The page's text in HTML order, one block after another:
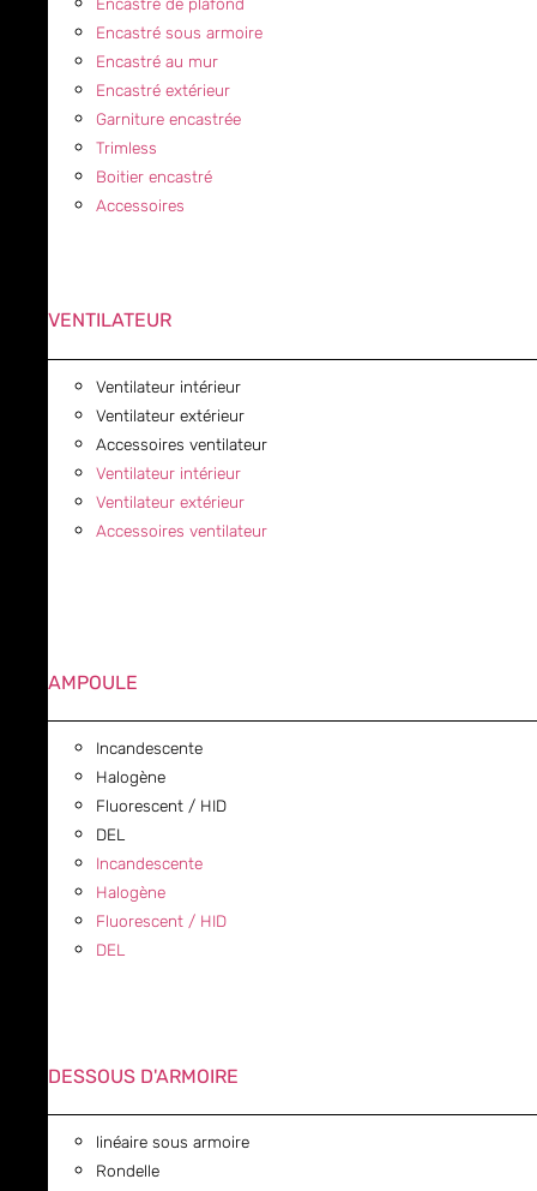
Encastré de plafond
Encastré sous armoire
Encastré au mur
Encastré extérieur
Garniture encastrée
Trimless
Boitier encastré
Accessoires
VENTILATEUR
Ventilateur intérieur
Ventilateur extérieur
Accessoires ventilateur
Ventilateur intérieur
Ventilateur extérieur
Accessoires ventilateur
AMPOULE
Incandescente
Halogène
Fluorescent / HID
DEL
Incandescente
Halogène
Fluorescent / HID
DEL
DESSOUS D'ARMOIRE
linéaire sous armoire
Rondelle